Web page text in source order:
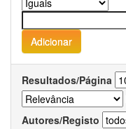
Resultados/Página
Autores/Registo